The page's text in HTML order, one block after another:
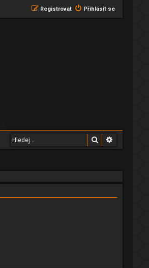
Přihlásit se
Registrovat
Hledat